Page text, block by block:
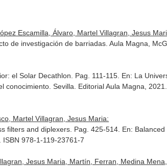
Escamilla, Álvaro, Martel Villagran, Jesus
de investigación de barriadas . Aula Magna,
el Solar Decathlon. Pag. 111-115. En: La
conocimiento . Sevilla. Editorial Aula Magna,
Martel Villagran, Jesus Maria:
filters and diplexers. Pag. 425-514. En:
978-1-119-23761-7
Jesus Maria, Martín, Ferran, Medina